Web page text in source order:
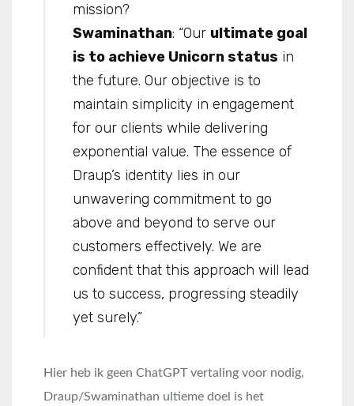
mission?
Swaminathan: “Our ultimate goal
is to achieve Unicorn status in
the future. Our objective is to
maintain simplicity in engagement
for our clients while delivering
exponential value. The essence of
Draup’s identity lies in our
unwavering commitment to go
above and beyond to serve our
customers effectively. We are
confident that this approach will lead
us to success, progressing steadily
yet surely.”
Hier heb ik geen ChatGPT vertaling voor nodig,
Draup/Swaminathan ultieme doel is het